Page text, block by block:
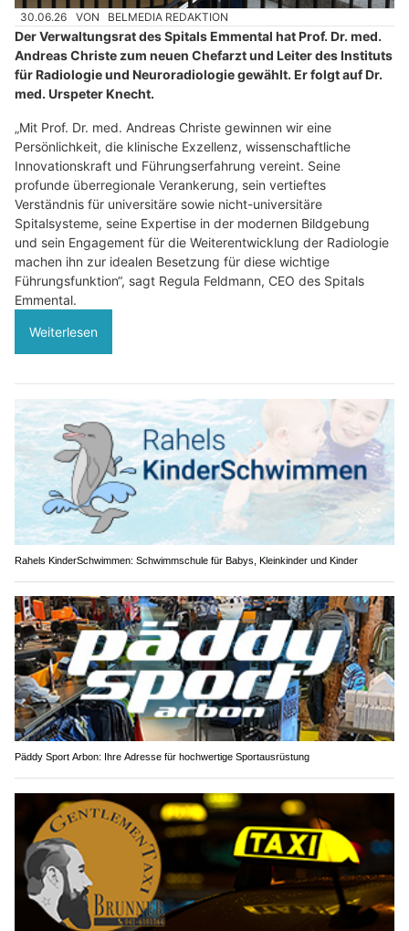
30.06.26 VON BELMEDIA REDAKTION
Der Verwaltungsrat des Spitals Emmental hat Prof. Dr. med.
Andreas Christe zum neuen Chefarzt und Leiter des Instituts
für Radiologie und Neuroradiologie gewählt. Er folgt auf Dr.
med. Urspeter Knecht.
„Mit Prof. Dr. med. Andreas Christe gewinnen wir eine
Persönlichkeit, die klinische Exzellenz, wissenschaftliche
Innovationskraft und Führungserfahrung vereint. Seine
profunde überregionale Verankerung, sein vertieftes
Verständnis für universitäre sowie nicht-universitäre
Spitalsysteme, seine Expertise in der modernen Bildgebung
und sein Engagement für die Weiterentwicklung der Radiologie
machen ihn zur idealen Besetzung für diese wichtige
Führungsfunktion“, sagt Regula Feldmann, CEO des Spitals
Emmental.
Weiterlesen
Rahels KinderSchwimmen: Schwimmschule für Babys, Kleinkinder und Kinder
Päddy Sport Arbon: Ihre Adresse für hochwertige Sportausrüstung